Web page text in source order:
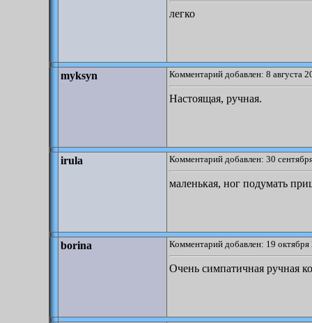
легко
myksyn Комментарий добавлен: 8 августа
Настоящая, ручная.
irula Комментарий добавлен: 30
маленькая, ног подумать
borina Комментарий добавлен: 19
Очень симпатичная ручная